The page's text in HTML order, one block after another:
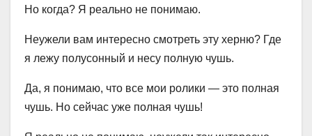
Но когда? Я реально не понимаю.
Неужели вам интересно смотреть эту херню? Где
я лежу полусонный и несу полную чушь.
Да, я понимаю, что все мои ролики — это полная
чушь. Но сейчас уже полная чушь!